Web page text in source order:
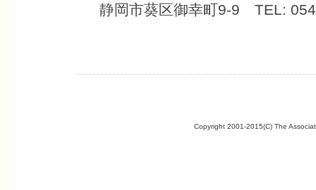
静岡市葵区御幸町9-9 TEL:
Copyright 2001-2015(C) The